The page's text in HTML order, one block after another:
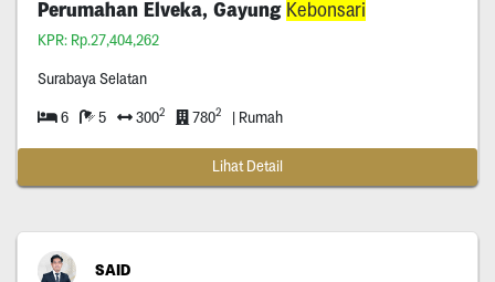
Perumahan Elveka, Gayung Kebonsari
KPR: Rp.27,404,262
Surabaya Selatan
6 5 3002 7802 | Rumah
Lihat Detail
SAID